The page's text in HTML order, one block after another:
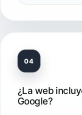
04
¿La web
Google?